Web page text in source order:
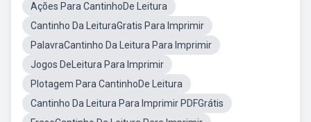
Ações Para CantinhoDe Leitura
Cantinho Da LeituraGratis Para Imprimir
PalavraCantinho Da Leitura Para Imprimir
Jogos DeLeitura Para Imprimir
Plotagem Para CantinhoDe Leitura
Cantinho Da Leitura Para Imprimir PDFGrátis